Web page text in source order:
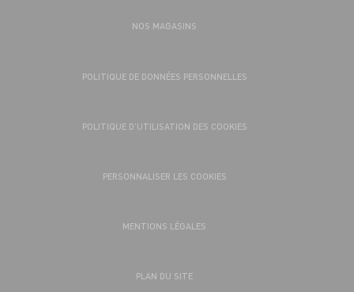
NOS MAGASINS
POLITIQUE DE DONNÉES PERSONNELLES
POLITIQUE D’UTILISATION DES COOKIES
PERSONNALISER LES COOKIES
MENTIONS LÉGALES
PLAN DU SITE